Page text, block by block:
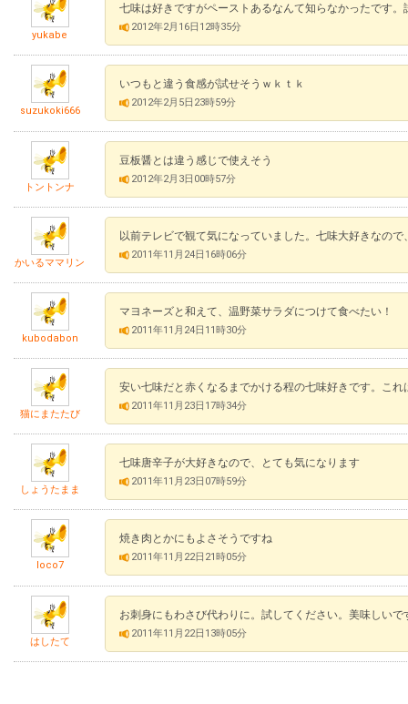
yukabe
七味は好きですがペーストあるなんて知らなかったです。
2012年2月16日12時35分
suzukoki666
いつもと違う食感が試せそうｗｋｔｋ
2012年2月5日23時59分
トントンナ
豆板醤とは違う感じで使えそう
2012年2月3日00時57分
かいるママリン
以前テレビで観て気になっていました。七味大好きなので
2011年11月24日16時06分
kubodabon
マヨネーズと和えて、温野菜サラダにつけて食べたい！
2011年11月24日11時30分
猫にまたたび
安い七味だと赤くなるまでかける程の七味好きです。これ
2011年11月23日17時34分
しょうたまま
七味唐辛子が大好きなので、とても気になります
2011年11月23日07時59分
loco7
焼き肉とかにもよさそうですね
2011年11月22日21時05分
はしたて
お刺身にもわさび代わりに。試してください。美味しい
2011年11月22日13時05分